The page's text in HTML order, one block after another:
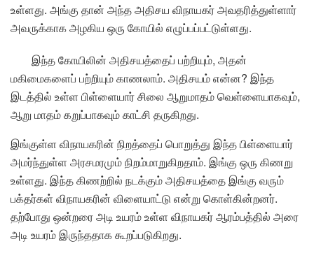
உள்ளது. அங்கு தான் அந்த அதிசய விநாயகர் அவதரித்துள்ளார்
அவருக்காக அழகிய ஒரு கோயில் எழுப்பப்பட்டுள்ளது.
இந்த கோயிலின் அதிசயத்தைப் பற்றியும், அதன்
மகிமைகளைப் பற்றியும் காணலாம். அதிசயம் என்ன? இந்த
இடத்தில் உள்ள பிள்ளையார் சிலை ஆறுமாதம் வெள்ளையாகவும்,
ஆறு மாதம் கறுப்பாகவும் காட்சி தருகிறது.
இங்குள்ள விநாயகரின் நிறத்தைப் பொறுத்து இந்த பிள்ளையார்
அமர்ந்துள்ள அரசமரமும் நிறம்மாறுகிறதாம். இங்கு ஒரு கிணறு
உள்ளது. இந்த கிணற்றில் நடக்கும் அதிசயத்தை இங்கு வரும்
பக்தர்கள் விநாயகரின் விளையாட்டு என்று கொள்கின்றனர்.
தற்போது ஒன்றரை அடி உயரம் உள்ள விநாயகர் ஆரம்பத்தில் அரை
அடி உயரம் இருந்ததாக கூறப்படுகிறது.